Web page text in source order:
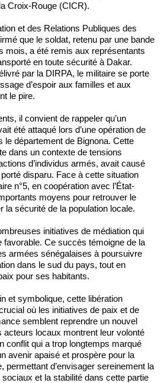
Croix-Rouge (CICR).
et des Relations Publiques des
que le soldat, retenu par une bande
mois, a été remis aux représentants
en toute sécurité à Dakar.
par la DIRPA, le militaire se porte
d’espoir aux familles et aux
le pire.
il convient de rappeler qu’un
été attaqué lors d’une opération de
le département de Bignona. Cette
dans un contexte de tensions
d’individus armés, avait causé
disparu. Face à cette situation
n°5, en coopération avec l’État-
moyens pour retrouver le
la sécurité de la population locale.
initiatives de médiation qui
favorable. Ce succès témoigne de la
armées sénégalaises à poursuivre
dans le sud du pays, tout en
pour ses habitants.
et symbolique, cette libération
où les initiatives de paix et de
semblent reprendre un nouvel
acteurs locaux montrent leur volonté
conflit qui a trop longtemps marqué
avenir apaisé et prospère pour la
permettant d’envisager sereinement la
et la stabilité dans cette partie